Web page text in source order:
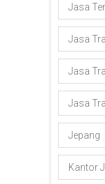
Jasa
Jasa
Jasa
Jasa
Jepang
Kantor